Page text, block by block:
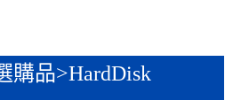
購品>HardDisk